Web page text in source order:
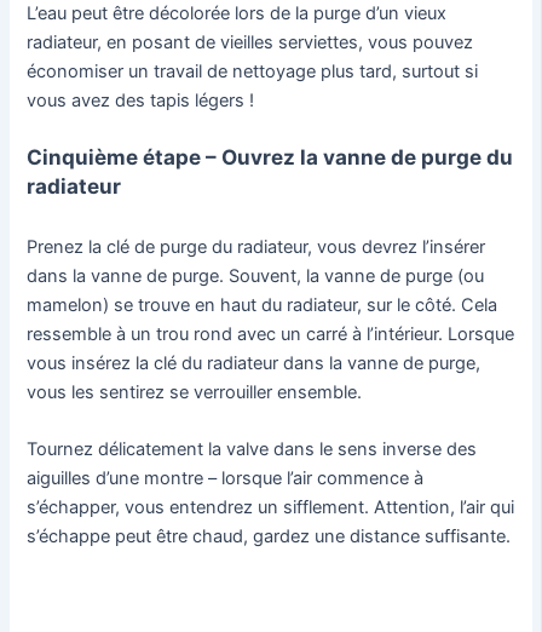
L’eau peut être décolorée lors de la purge d’un vieux
radiateur, en posant de vieilles serviettes, vous pouvez
économiser un travail de nettoyage plus tard, surtout si
vous avez des tapis légers !
Cinquième étape – Ouvrez la vanne de purge du
radiateur
Prenez la clé de purge du radiateur, vous devrez l’insérer
dans la vanne de purge. Souvent, la vanne de purge (ou
mamelon) se trouve en haut du radiateur, sur le côté. Cela
ressemble à un trou rond avec un carré à l’intérieur. Lorsque
vous insérez la clé du radiateur dans la vanne de purge,
vous les sentirez se verrouiller ensemble.
Tournez délicatement la valve dans le sens inverse des
aiguilles d’une montre – lorsque l’air commence à
s’échapper, vous entendrez un sifflement. Attention, l’air qui
s’échappe peut être chaud, gardez une distance suffisante.